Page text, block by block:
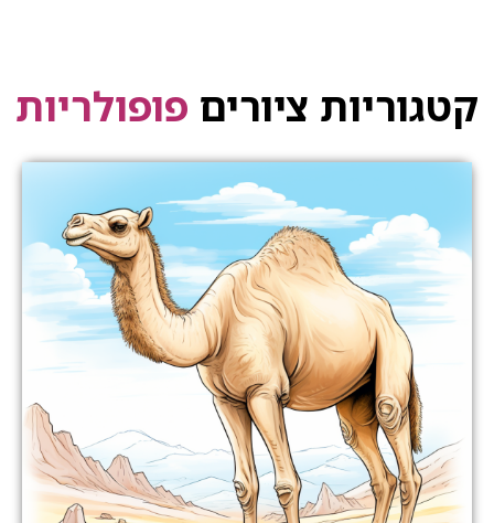
קטגוריות ציורים פופולריות